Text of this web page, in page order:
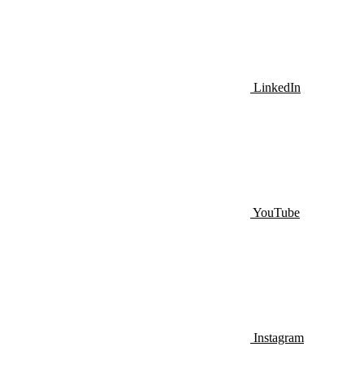
LinkedIn
YouTube
Instagram